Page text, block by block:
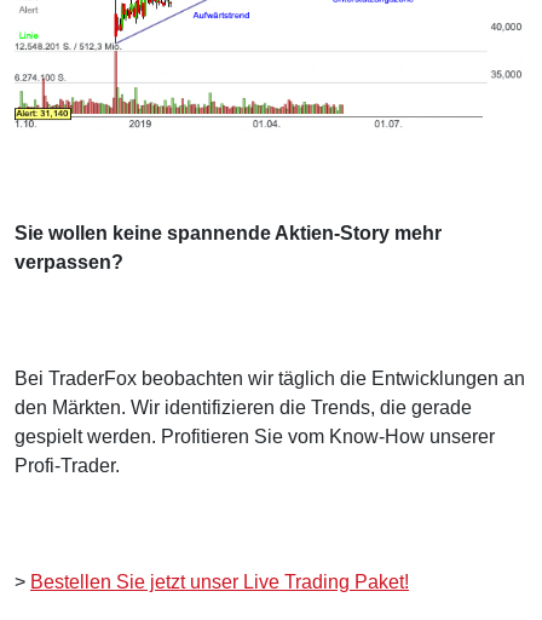
Sie wollen keine spannende Aktien-Story mehr
verpassen?
Bei TraderFox beobachten wir täglich die Entwicklungen an
den Märkten. Wir identifizieren die Trends, die gerade
gespielt werden. Profitieren Sie vom Know-How unserer
Profi-Trader.
> Bestellen Sie jetzt unser Live Trading Paket!